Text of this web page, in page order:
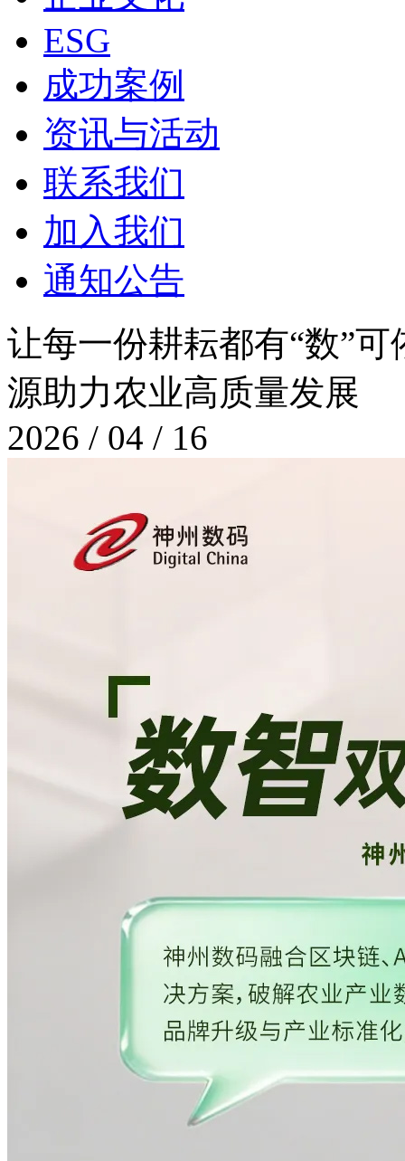
ESG
成功案例
资讯与活动
联系我们
加入我们
通知公告
让每一份耕耘都有“数”可
源助力农业高质量发展
2026 / 04 / 16